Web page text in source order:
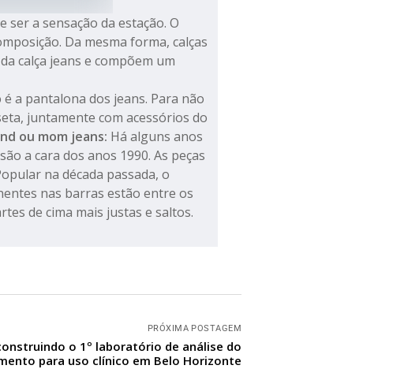
a sensação da estação. O
Da mesma forma, calças
calça jeans e compõem um
a pantalona dos jeans. Para não
juntamente com acessórios do
ou mom jeans: Há alguns anos
a cara dos anos 1990. As peças
na década passada, o
nas barras estão entre os
de cima mais justas e saltos.
PRÓXIMA POSTAGEM
o 1º laboratório de análise do
para uso clínico em Belo Horizonte